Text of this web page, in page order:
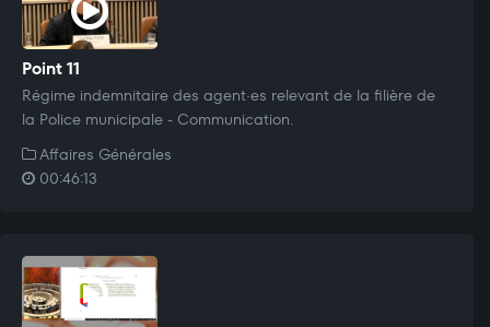
Point 11
Régime indemnitaire des agent·es relevant de la filière de
la Police municipale - Communication.
Affaires Générales
00:46:13